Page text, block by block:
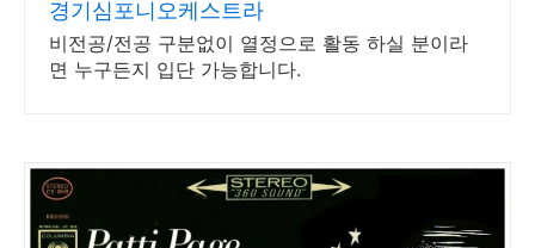
경기심포니오케스트라
비전공/전공 구분없이 열정으로 활동 하실 분이라
면 누구든지 입단 가능합니다.